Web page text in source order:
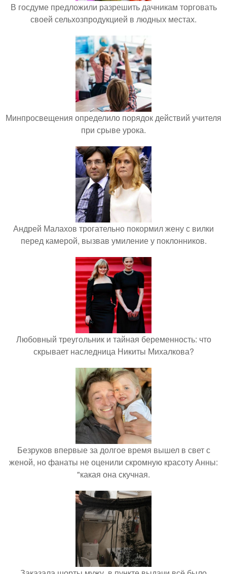
В госдуме предложили разрешить дачникам торговать
своей сельхозпродукцией в людных местах.
Минпросвещения определило порядок действий учителя
при срыве урока.
Андрей Малахов трогательно покормил жену с вилки
перед камерой, вызвав умиление у поклонников.
Любовный треугольник и тайная беременность: что
скрывает наследница Никиты Михалкова?
Безруков впервые за долгое время вышел в свет с
женой, но фанаты не оценили скромную красоту Анны:
"какая она скучная.